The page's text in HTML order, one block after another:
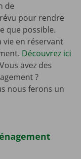
de
pour rendre
que possible.
vie en réservant
Découvrez ici
avez des
?
nous ferons un